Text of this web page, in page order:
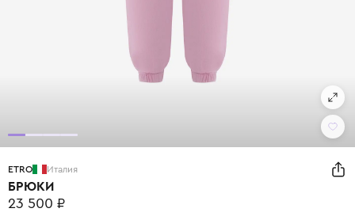
ETRO Италия
БРЮКИ
23 500 ₽